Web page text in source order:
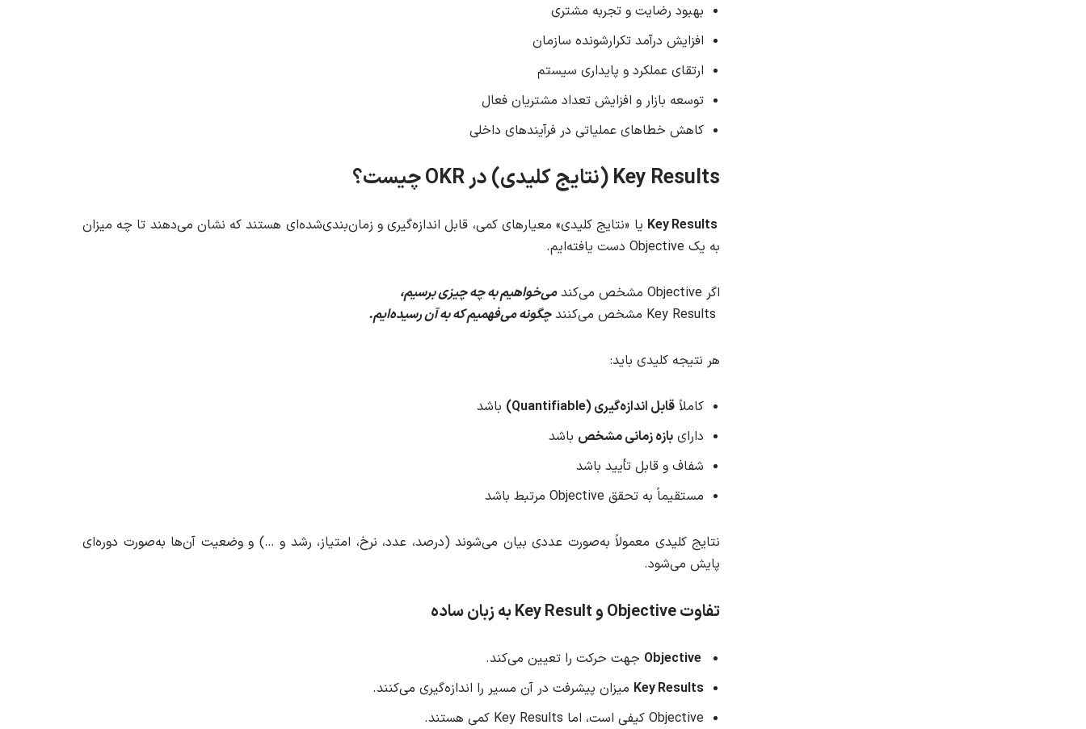
بهبود رضایت و تجربه مشتری
افزایش درآمد تکرارشونده سازمان
ارتقای عملکرد و پایداری سیستم
توسعه بازار و افزایش تعداد مشتریان فعال
کاهش خطاهای عملیاتی در فرآیندهای داخلی
Key Results (نتایج کلیدی) در OKR چیست؟
Key Results یا «نتایج کلیدی» معیارهای کمی، قابل اندازه‌گیری و زمان‌بندی‌شده‌ای هستند که نشان می‌دهند تا چه میزان
به یک Objective دست یافته‌ایم.
اگر Objective مشخص می‌کند می‌خواهیم به چه چیزی برسیم،
چگونه می‌فهمیم که به آن رسیده‌ایم.
هر نتیجه کلیدی باید:
کاملاً قابل اندازه‌گیری (Quantifiable)
باشد
دارای بازه زمانی مشخص باشد
شفاف و قابل تأیید باشد
مستقیماً به تحقق Objective مرتبط باشد
نتایج کلیدی معمولاً به‌صورت عددی بیان می‌شوند (درصد، عدد، نرخ، امتیاز، رشد و …) و وضعیت آن‌ها به‌صورت دوره‌ای
پایش می‌شود.
تفاوت Objective و Key Result به زبان ساده
جهت حرکت را تعیین می‌کند.
Key Results میزان پیشرفت در آن مسیر را اندازه‌گیری می‌کنند.
Objective کیفی است، اما Key Results کمی هستند.